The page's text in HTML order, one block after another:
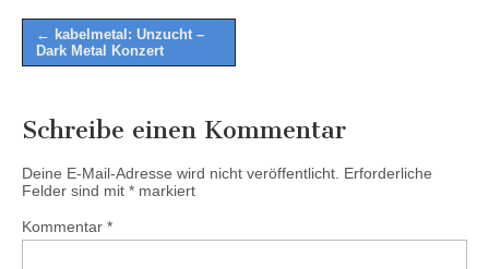
Post
navigation
← kabelmetal: Unzucht –
Dark Metal Konzert
Schreibe einen Kommentar
Deine E-Mail-Adresse wird nicht veröffentlicht. Erforderliche
Felder sind mit * markiert
Kommentar *